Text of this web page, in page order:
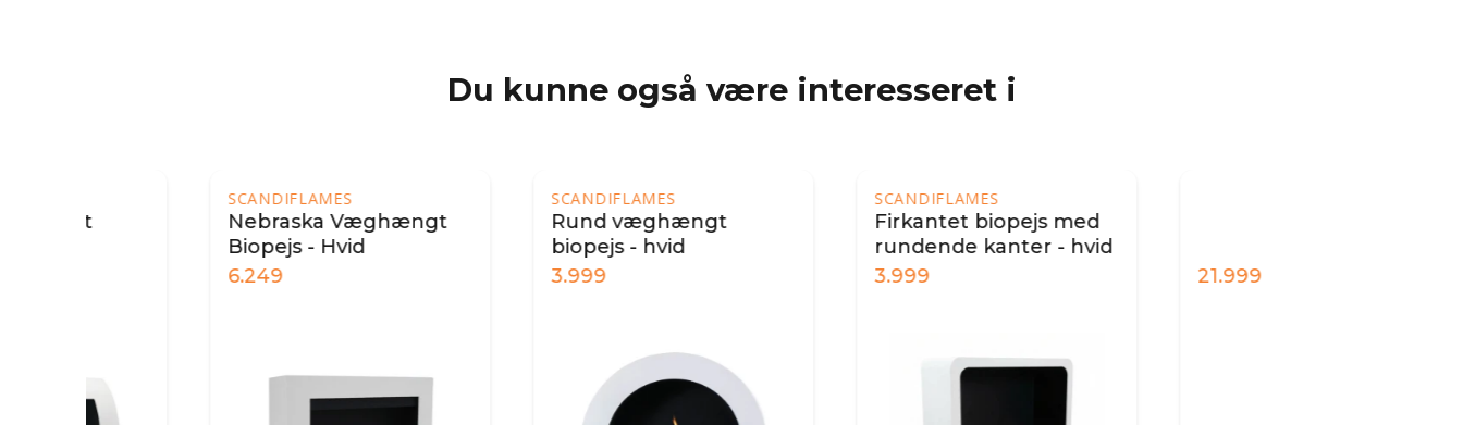
Du kunne også være interesseret i
SCANDIFLAMES
Nebraska Væghængt
Biopejs - Hvid
SCANDIFLAMES
Rund væghængt
biopejs - hvid
SCANDIFLAMES
Firkantet biopejs med
rundende kanter - hvid